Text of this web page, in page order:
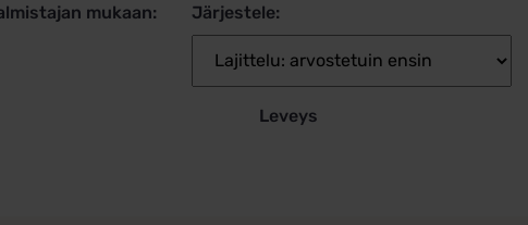
mukaan: Järjestele:
Leveys